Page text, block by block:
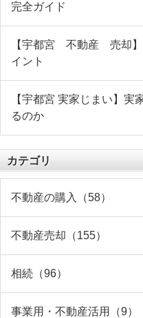
完全ガイド
【宇都宮 不動産 売却】
イント
【宇都宮 実家じまい】実
るのか
カテゴリ
不動産の購入（58）
不動産売却（155）
相続（96）
事業用・不動産活用（9）